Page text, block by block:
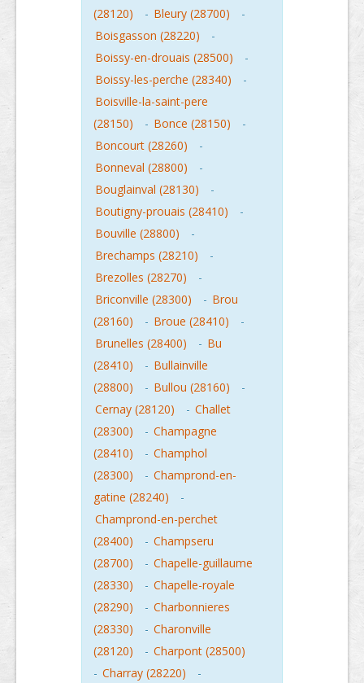
(28120)
- Bleury (28700)
-
Boisgasson (28220)
-
Boissy-en-drouais (28500)
-
Boissy-les-perche (28340)
-
Boisville-la-saint-pere
(28150)
- Bonce (28150)
-
Boncourt (28260)
-
Bonneval (28800)
-
Bouglainval (28130)
-
Boutigny-prouais (28410)
-
Bouville (28800)
-
Brechamps (28210)
-
Brezolles (28270)
-
Briconville (28300)
- Brou
(28160)
- Broue (28410)
-
Brunelles (28400)
- Bu
(28410)
- Bullainville
(28800)
- Bullou (28160)
-
Cernay (28120)
- Challet
(28300)
- Champagne
(28410)
- Champhol
(28300)
- Champrond-en-
gatine (28240)
-
Champrond-en-perchet
(28400)
- Champseru
(28700)
- Chapelle-guillaume
(28330)
- Chapelle-royale
(28290)
- Charbonnieres
(28330)
- Charonville
(28120)
- Charpont (28500)
- Charray (28220)
-